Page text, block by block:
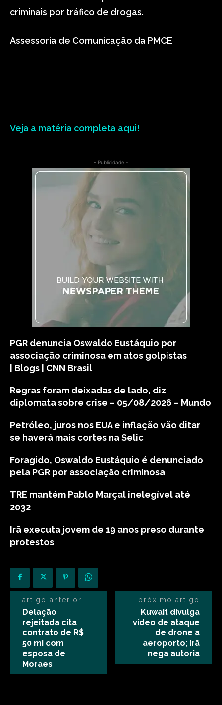
criminais por tráfico de drogas.
Assessoria de Comunicação da PMCE
Veja a matéria completa aqui!
- Publicidade -
PGR denuncia Oswaldo Eustáquio por
associação criminosa em atos golpistas
| Blogs | CNN Brasil
Regras foram deixadas de lado, diz
diplomata sobre crise – 05/08/2026 – Mundo
Petróleo, juros nos EUA e inflação vão ditar
se haverá mais cortes na Selic
Foragido, Oswaldo Eustáquio é denunciado
pela PGR por associação criminosa
TRE mantém Pablo Marçal inelegível até
2032
Irã executa jovem de 19 anos preso durante
protestos
artigo anterior
Delação
rejeitada cita
contrato de R$
50 mi com
esposa de
Moraes
próximo artigo
Kuwait divulga
vídeo de ataque
de drone a
aeroporto; Irã
nega autoria